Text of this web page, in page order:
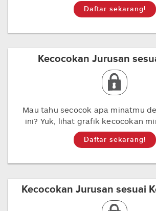
Daftar sekarang!
Kecocokan Jurusan
Mau tahu secocok apa minatmu
ini? Yuk, lihat grafik kecocokan
Daftar sekarang!
Kecocokan Jurusan sesuai